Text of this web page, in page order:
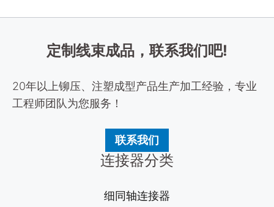
定制线束成品，联系我们吧!
20年以上铆压、注塑成型产品生产加工经验，专业
工程师团队为您服务！
联系我们
连接器分类
细同轴连接器